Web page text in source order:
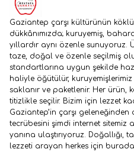
Gaziantep çarşı kültürünün
dükkânımızda; kuruyemiş,
yıllardır aynı özenle sunuyoruz.
taze, doğal ve özenle seçilmiş
standartlarına uygun şekilde
haliyle öğütülür,
saklanır ve paketlenir. Her ürün,
titizlikle seçilir. Bizim için lezzet
Gaziantep’in çarşı geleneğinden
tecrübesini şimdi internet sitemiz
yanına ulaştırıyoruz. Doğallığı,
lezzeti arayan herkes için